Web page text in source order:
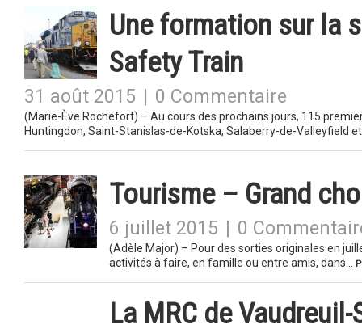
Une formation sur la
Safety Train
31 août 2015 0 Commentaire
(Marie-Ève Rochefort) – Au cours des prochains jours, 115
Huntingdon, Saint-Stanislas-de-Kotska, Salaberry-de-Valleyfield
Tourisme – Grand
6 juillet 2015 0
(Adèle Major) – Pour des sorties originales en
activités à faire, en famille ou entre amis, dans…
La MRC de